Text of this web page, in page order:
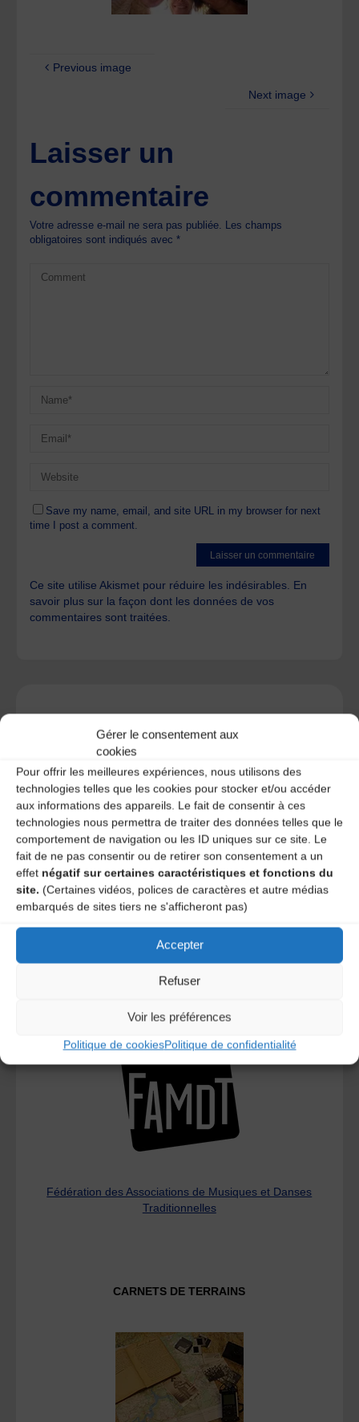
Gérer le consentement aux
cookies
Pour offrir les meilleures expériences, nous utilisons des
technologies telles que les cookies pour stocker et/ou accéder
aux informations des appareils. Le fait de consentir à ces
technologies nous permettra de traiter des données telles que le
comportement de navigation ou les ID uniques sur ce site. Le
fait de ne pas consentir ou de retirer son consentement a un
effet négatif sur certaines caractéristiques et fonctions du
site. (Certaines vidéos, polices de caractères et autre médias
embarqués de sites tiers ne s'afficheront pas)
Accepter
Refuser
Voir les préférences
Politique de cookiesPolitique de confidentialité
Previous image
Next image
Laisser un
commentaire
Votre adresse e-mail ne sera pas publiée. Les champs
obligatoires sont indiqués avec*
Save my name, email, and site URL in my browser for next
time I post a comment.
Ce site utilise Akismet pour réduire les indésirables. En
savoir plus sur la façon dont les données de vos
commentaires sont traitées.
A DECOUVRIR :
Le distributeur des musiques Trad'
Fédération des Associations de Musiques et Danses
Traditionnelles
CARNETS DE TERRAINS